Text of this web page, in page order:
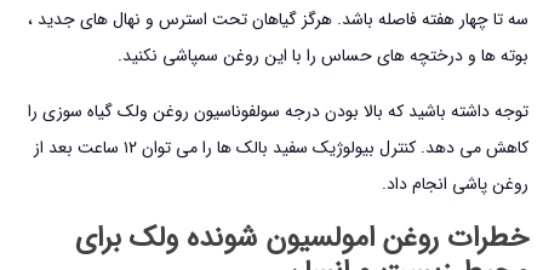
سه تا چهار هفته فاصله باشد. هرگز گیاهان تحت استرس و نهال های جدید ،
بوته ها و درختچه های حساس را با این روغن سمپاشی نکنید.
توجه داشته باشید که بالا بودن درجه سولفوناسیون روغن ولک گیاه سوزی را
کاهش می دهد. کنترل بیولوژیک سفید بالک ها را می توان ۱۲ ساعت بعد از
روغن پاشی انجام داد.
خطرات روغن امولسیون شونده ولک برای